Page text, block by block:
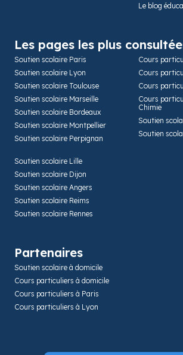
Le blog
Les pages les plus
Soutien scolaire Paris
Soutien scolaire Lyon
Soutien scolaire Toulouse
Soutien scolaire Marseille
Soutien scolaire Bordeaux
Soutien scolaire Montpellier
Soutien scolaire Perpignan
Cours
Cours
Cours
Cours
Chimie
Soutien
Soutien
Soutien scolaire Lille
Soutien scolaire Dijon
Soutien scolaire Angers
Soutien scolaire Reims
Soutien scolaire Rennes
Partenaires
Soutien scolaire à domicile
Cours particuliers à domicile
Cours particuliers à Paris
Cours particuliers à Lyon